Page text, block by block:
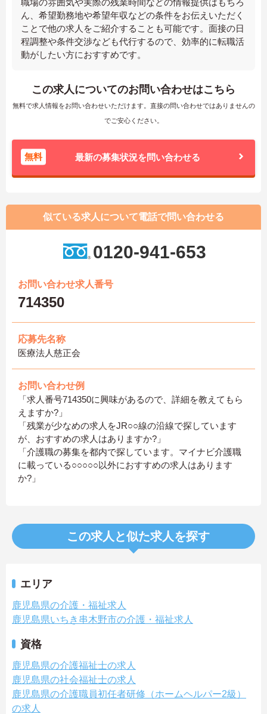
ん、希望勤務地や希望年収などの条件をお伝えいただく
ことで他の求人をご紹介することも可能です。面接の日
程調整や条件交渉なども代行するので、効率的に転職活
動がしたい方におすすめです。
この求人についてのお問い合わせはこちら
無料で求人情報をお問い合わせいただけます。直接の問い合わせではありませんの
でご安心ください。
無料 最新の募集状況を問い合わせる
似ている求人について電話で問い合わせる
0120-941-653
お問い合わせ求人番号
714350
応募先名称
医療法人慈正会
お問い合わせ例
「求人番号714350に興味があるので、詳細を教えてもら
えますか?」
「残業が少なめの求人をJR○○線の沿線で探しています
が、おすすめの求人はありますか?」
「介護職の募集を都内で探しています。マイナビ介護職
に載っている○○○○○以外におすすめの求人はあります
か?」
この求人と似た求人を探す
エリア
鹿児島県の介護・福祉求人
鹿児島県いちき串木野市の介護・福祉求人
資格
鹿児島県の介護福祉士の求人
鹿児島県の社会福祉士の求人
鹿児島県の介護職員初任者研修（ホームヘルパー2級）
の求人